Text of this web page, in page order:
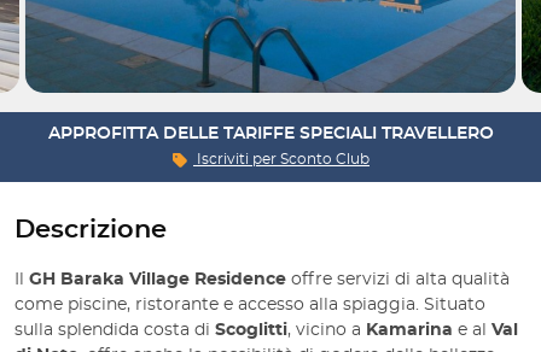
APPROFITTA DELLE TARIFFE SPECIALI TRAVELLERO
Iscriviti per Sconto Club
Descrizione
GH Baraka Village Residence offre servizi di alta qualità
come piscine, ristorante e accesso alla spiaggia. Situato
sulla splendida costa di Scoglitti, vicino a Kamarina e al Val